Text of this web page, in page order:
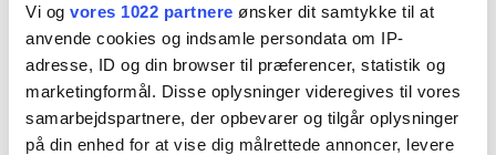
Vi og vores 1022 partnere ønsker dit samtykke til at
anvende cookies og indsamle persondata om IP-
adresse, ID og din browser til præferencer, statistik og
marketingformål. Disse oplysninger videregives til vores
samarbejdspartnere, der opbevarer og tilgår oplysninger
på din enhed for at vise dig målrettede annoncer, levere
Art. Nr. Dimension BorØ, mm
▼ 9658040601 6x40 6